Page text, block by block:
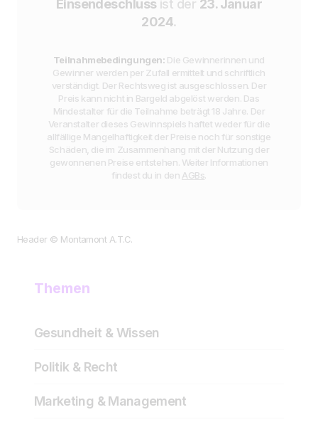
Einsendeschlussist der 23. Januar
2024.
Teilnahmebedingungen: Die Gewinnerinnen und
Gewinner werden per Zufall ermittelt und schriftlich
verständigt. Der Rechtsweg ist ausgeschlossen. Der
Preis kann nicht in Bargeld abgelöst werden. Das
Mindestalter für die Teilnahme beträgt 18 Jahre. Der
Veranstalter dieses Gewinnspiels haftet weder für die
allfällige Mangelhaftigkeit der Preise noch für sonstige
Schäden, die im Zusammenhang mit der Nutzung der
gewonnenen Preise entstehen. Weiter Informationen
findest du in den AGBs.
Header © Montamont A.T.C.
Themen
Gesundheit & Wissen
Politik & Recht
Marketing & Management